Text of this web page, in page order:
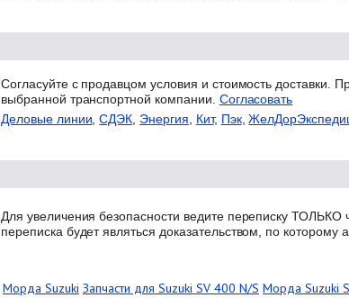
Согласуйте с продавцом условия и стоимость доставки.
выбранной транспортной компании. Согласовать
Деловые линии ,СДЭК Энергия Кит, Пэк,
Для увеличения безопасности ведите переписку ТОЛЬКО
переписка будет являться доказательством, по
Морда Suzuki Запчасти для Suzuki SV 400 N/S Морда Suzuki